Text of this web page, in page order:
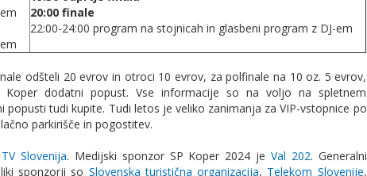
20:00 finale
22:00-24:00 program na stojnicah in glasbeni program z DJ-em
odšteli 20 evrov in otroci 10 evrov, za polfinale na 10 oz. 5 evrov,
dodatni popust. Vse informacije so na voljo na spletnem
popusti tudi kupite. Tudi letos je veliko zanimanja za VIP-vstopnice po
parkirišče in pogostitev.
TV Slovenija. Medijski sponzor SP Koper 2024 je Val 202. Generalni
sponzorji so Slovenska turistična organizacija, Telekom Slovenije,